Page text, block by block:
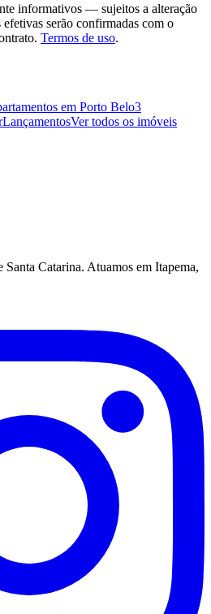
informativos — sujeitos a alteração
serão confirmadas com o
Termos de uso.
em Porto Belo3
LançamentosVer todos os imóveis
Santa Catarina. Atuamos em Itapema,